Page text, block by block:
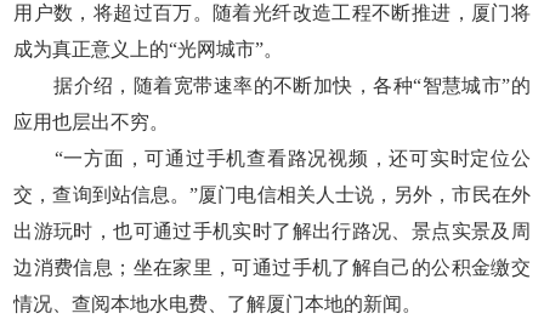
用户数，将超过百万。随着光纤改造工程不断推进，厦门将
成为真正意义上的“光网城市”。
据介绍，随着宽带速率的不断加快，各种“智慧城市”的
应用也层出不穷。
“一方面，可通过手机查看路况视频，还可实时定位公
交，查询到站信息。”厦门电信相关人士说，另外，市民在外
出游玩时，也可通过手机实时了解出行路况、景点实景及周
边消费信息；坐在家里，可通过手机了解自己的公积金缴交
情况、查阅本地水电费、了解厦门本地的新闻。